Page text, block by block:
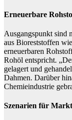
Erneuerbare
Ausgangspunkt sind
aus Bioreststoffen
erneuerbaren
Rohöl entspricht.
gelagert und
Dahmen. Darüber
Chemieindustrie
Szenarien für